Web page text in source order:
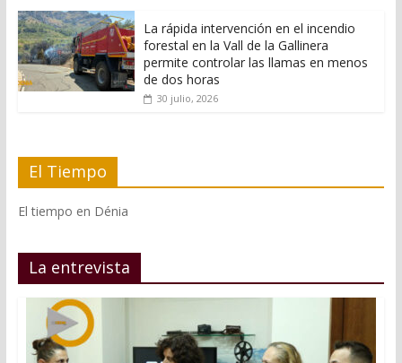
La rápida intervención en el incendio
forestal en la Vall de la Gallinera
permite controlar las llamas en menos
de dos horas
30 julio, 2026
El Tiempo
El tiempo en Dénia
La entrevista